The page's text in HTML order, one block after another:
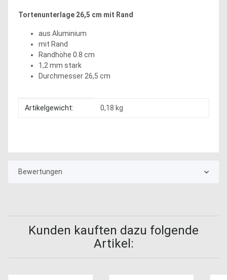
Tortenunterlage 26,5 cm mit Rand
aus Aluminium
mit Rand
Randhöhe 0.8 cm
1,2 mm stark
Durchmesser 26,5 cm
Produkteigenschaft
Wert
Artikelgewicht: 0,18 kg
Bewertungen
Kunden kauften dazu folgende
Artikel: